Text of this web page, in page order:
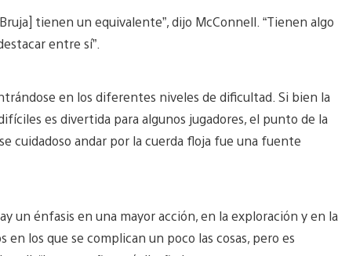
tienen un equivalente”, dijo McConnell. “Tienen algo
entre sí”.
en los diferentes niveles de dificultad. Si bien la
es divertida para algunos jugadores, el punto de la
cuidadoso andar por la cuerda floja fue una fuente
un énfasis en una mayor acción, en la exploración y en la
los que se complican un poco las cosas, pero es